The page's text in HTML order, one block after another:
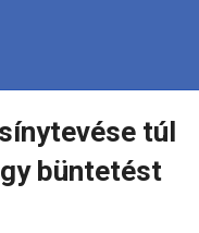
túl
büntetést